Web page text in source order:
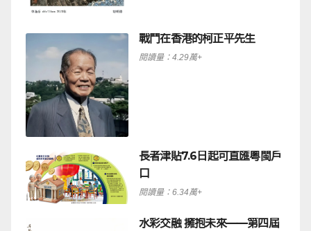
戰鬥在香港的柯正平先生
閱讀量：4.29萬+
長者津貼7.6日起可直匯粵閩戶
口
閱讀量：6.34萬+
水彩交融 擁抱未來——第四屆